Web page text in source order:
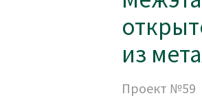
из
Проект №59